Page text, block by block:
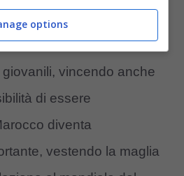
sa di avere poche
nonostante abbia fatto
vincendo anche
di essere
diventa
vestendo la maglia
options